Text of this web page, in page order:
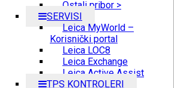
Ostali pribor >
SERVISI
Leica MyWorld –
Korisnički portal
Leica LOC8
Leica Exchange
Leica Active Assist
TPS KONTROLERI